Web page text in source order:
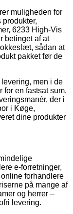
muligheden for
6233 High-Vis
betinget af at
sådan at
pakket før de
men i de
en fastsat sum.
der i
i Køge,
dine produkter
e-forretninger,
forhandlere
på mange af
og herrer –
levering.